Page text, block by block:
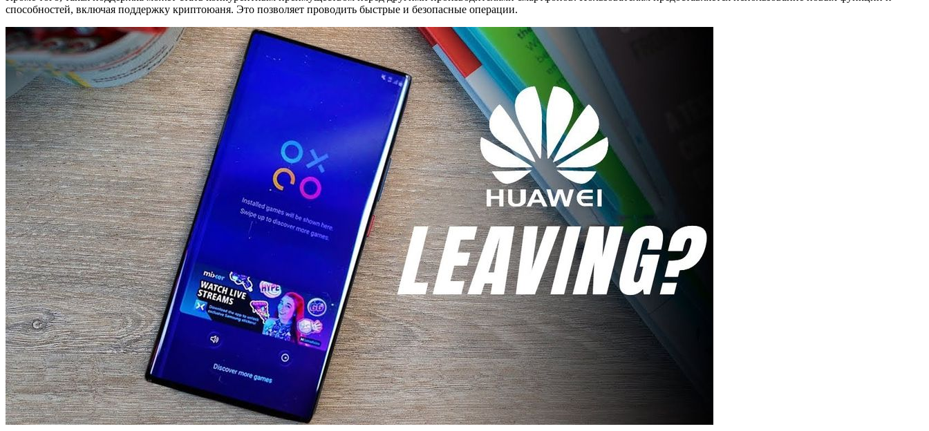
способностей, включая поддержку криптоюаня. Это позволяет проводить быстрые и безопасные операции.